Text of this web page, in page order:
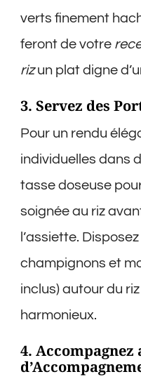
verts finement
feront de votre
rizun plat digne
3. Servez des
Pour un rendu
individuelles dans
tasse doseuse
soignée au riz
l’assiette.
champignons et
inclus) autour du
harmonieux.
4. Accompagnez